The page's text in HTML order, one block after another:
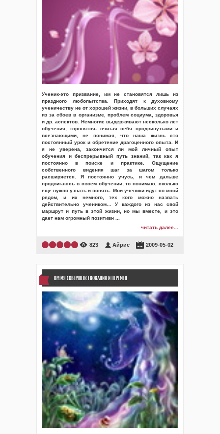
Ученик-это призвание, им не становятся лишь из
праздного любопытства. Приходят к духовному
ученичеству не от хорошей жизни, в больших случаях
из за сбоев в организме, проблем социума, здоровья
и др. аспектов. Немногие выдерживают несколько лет
обучения, торопятся- считая себя продвинутыми и
всезнающими, не понимая, что наша жизнь это
постоянный урок и обретение драгоценного опыта. И
я не уверена, закончится ли мой личный опыт
обучения и беспрерывный путь знаний, так как я
постоянно в поиске и практике. Ощущение
собственного видения шаг за шагом только
расширяется. Я постоянно учусь, и чем дальше
продвигаюсь в своем обучении, то понимаю, сколько
еще нужно узнать и понять. Мои ученики идут со мной
рядом, и их немного, тех кого можно назвать
действительно учеником… У каждого из нас свой
маршрут и путь в этой жизни, но мы вместе, и это
дает нам огромный позитивн
читать далее...
823 Айрис 2009-05-02
ВРЕМЯ СОВЕРШЕНСТВОВАНИЯ И ПЕРЕМЕН